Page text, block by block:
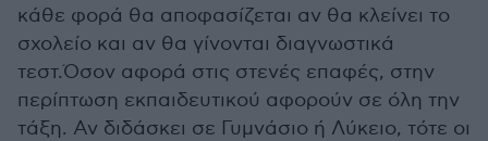
κάθε φορά θα αποφασίζεται αν θα κλείνει το
σχολείο και αν θα γίνονται διαγνωστικά
τεστ.Όσον αφορά στις στενές επαφές, στην
περίπτωση εκπαιδευτικού αφορούν σε όλη την
τάξη. Αν διδάσκει σε Γυμνάσιο ή Λύκειο, τότε οι